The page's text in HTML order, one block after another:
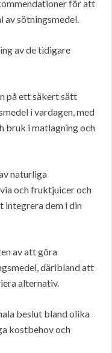
för att
av sötningsmedel.
av de tidigare
på ett säkert sätt
i vardagen, med
bruk i matlagning och
naturliga
och fruktjuicer och
integrera dem i din
av att göra
däribland att
alternativ.
beslut bland olika
kostbehov och